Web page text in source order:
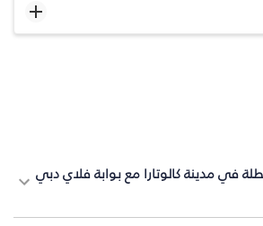
في مدينة كالوتارا مع بوابة فلاي دبي